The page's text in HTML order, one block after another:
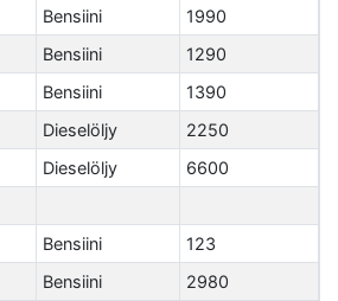
Bensiini
1990
Bensiini
1290
Bensiini
1390
Dieselöljy
2250
Dieselöljy
6600
Bensiini
123
Bensiini 2980